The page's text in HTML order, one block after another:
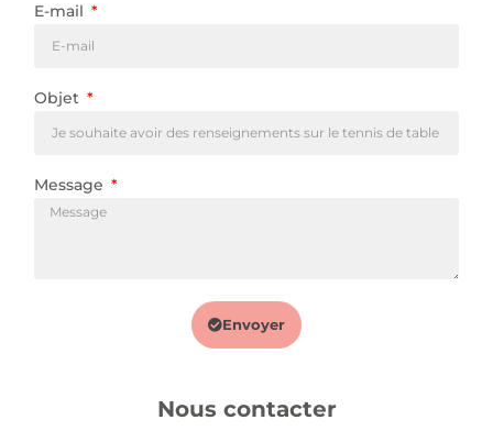
E-mail
Objet
Message
Envoyer
Nous contacter